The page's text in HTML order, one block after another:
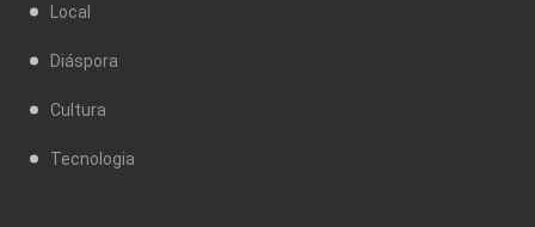
Local
Diáspora
Cultura
Tecnologia